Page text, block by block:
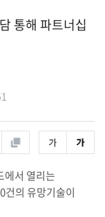
통해 파트너십
에서 열리는
의 유망기술이